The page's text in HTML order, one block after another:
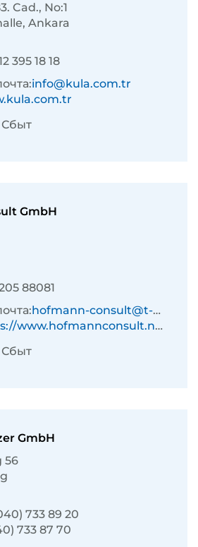
Cad., No:1
Ankara
395 18 18
info@kula.com.tr
Сбыт
GmbH
88081
hofmann-consult@t-online.de
www.hofmannconsult.net/de/
Сбыт
GmbH
56
733 89 20
733 87 70